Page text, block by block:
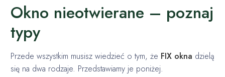
Okno nieotwierane – poznaj
typy
Przede wszystkim musisz wiedzieć o tym, że FIX okna dzielą
się na dwa rodzaje. Przedstawiamy je poniżej.